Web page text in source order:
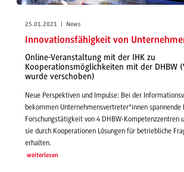
25.01.2021 | News
Innovationsfähigkeit von
Online-Veranstaltung mit der IHK zu
Kooperationsmöglichkeiten mit der DHBW
wurde verschoben)
Neue Perspektiven und Impulse: Bei der
bekommen Unternehmensvertreter*innen spannende
Forschungstätigkeit von 4 DHBW-Kompetenzzentren
sie durch Kooperationen Lösungen für betriebliche
erhalten.
weiterlesen